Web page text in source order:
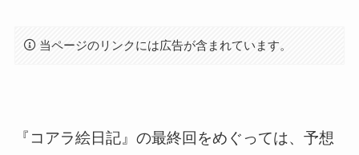
当ページのリンクには広告が含まれています。
『コアラ絵日記』の最終回をめぐっては、予想